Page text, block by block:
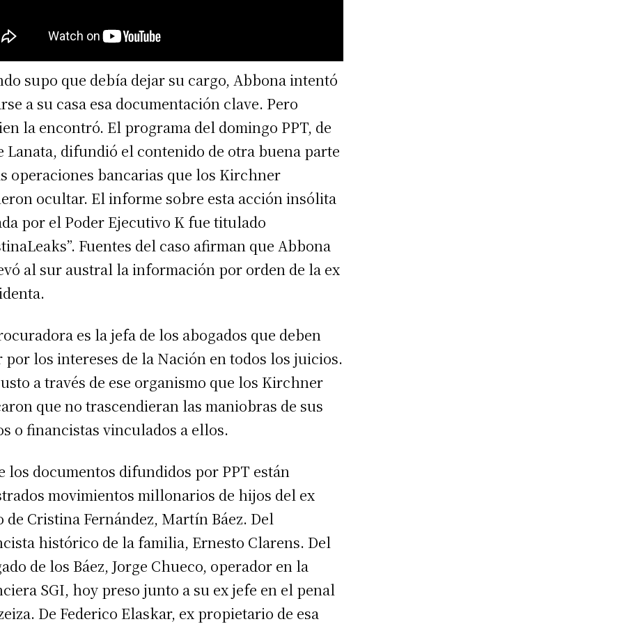
supo que debía dejar su cargo, Abbona intentó
a su casa esa documentación clave. Pero
la encontró. El programa del domingo PPT, de
Lanata, difundió el contenido de otra buena parte
operaciones bancarias que los Kirchner
ocultar. El informe sobre esta acción insólita
por el Poder Ejecutivo K fue titulado
Fuentes del caso afirman que Abbona
al sur austral la información por orden de la ex
es la jefa de los abogados que deben
por los intereses de la Nación en todos los juicios.
a través de ese organismo que los Kirchner
que no trascendieran las maniobras de sus
o financistas vinculados a ellos.
los documentos difundidos por PPT están
movimientos millonarios de hijos del ex
de Cristina Fernández, Martín Báez. Del
histórico de la familia, Ernesto Clarens. Del
de los Báez, Jorge Chueco, operador en la
SGI, hoy preso junto a su ex jefe en el penal
De Federico Elaskar, ex propietario de esa